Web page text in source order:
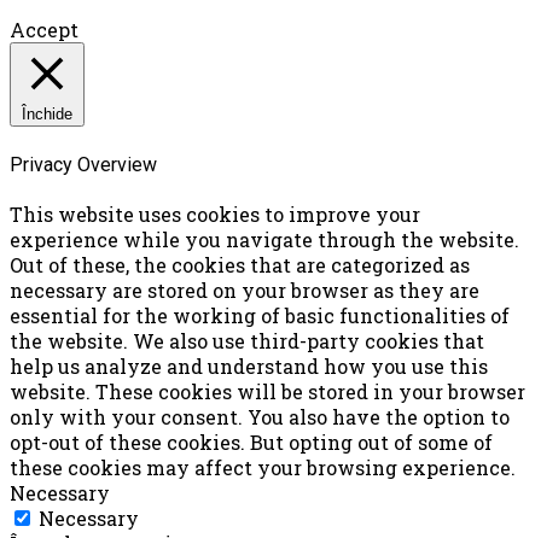
Accept
Închide
Privacy Overview
This website uses cookies to improve your
experience while you navigate through the website.
Out of these, the cookies that are categorized as
necessary are stored on your browser as they are
essential for the working of basic functionalities of
the website. We also use third-party cookies that
help us analyze and understand how you use this
website. These cookies will be stored in your browser
only with your consent. You also have the option to
opt-out of these cookies. But opting out of some of
these cookies may affect your browsing experience.
Necessary
Necessary